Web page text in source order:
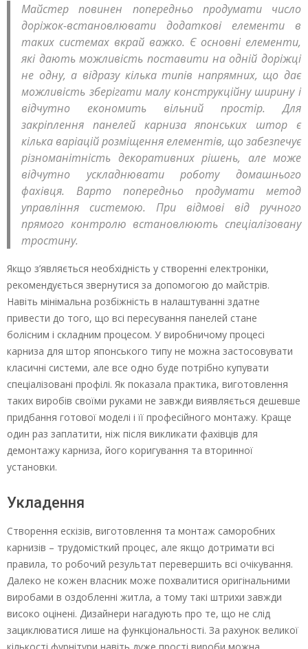
Майстер повинен попередньо продумати число
доріжок-встановлювати додаткові елементи в
таких системах вкрай важко. Є основні елементи,
які дають можливість поставити на одній доріжці
не одну, а відразу кілька типів напрямних, що дає
можливість зберігати малу конструкційну ширину і
відчутно економить вільний простір. Для
закріплення панелей карниза японських штор є
кілька варіацій розміщення елементів, що забезпечує
різноманітність декоративних рішень, але може
відчутно ускладнювати роботу домашнього
фахівця. Варто попередньо продумати метод
управління системою. При відмові від ручного
прямого контролю встановлюють спеціалізовану
тростину.
Якщо з’являється необхідність у створенні електроніки,
рекомендується звернутися за допомогою до майстрів.
Навіть мінімальна розбіжність в налаштуванні здатне
привести до того, що всі пересування панелей стане
болісним і складним процесом. У виробничому процесі
карниза для штор японського типу не можна застосовувати
класичні системи, але все одно буде потрібно купувати
спеціалізовані профілі. Як показала практика, виготовлення
таких виробів своїми руками не завжди виявляється дешевше
придбання готової моделі і її професійного монтажу. Краще
один раз заплатити, ніж після викликати фахівців для
демонтажу карниза, його коригування та вторинної
установки.
Укладення
Створення ескізів, виготовлення та монтаж саморобних
карнизів – трудомісткий процес, але якщо дотримати всі
правила, то робочий результат перевершить всі очікування.
Далеко не кожен власник може похвалитися оригінальними
виробами в оздобленні житла, а тому такі штрихи завжди
високо оцінені. Дизайнери нагадують про те, що не слід
зациклюватися лише на функціональності. За рахунок великої